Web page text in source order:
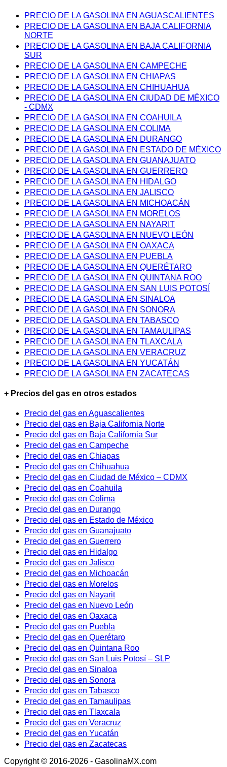
PRECIO DE LA GASOLINA EN AGUASCALIENTES
PRECIO DE LA GASOLINA EN BAJA CALIFORNIA
NORTE
PRECIO DE LA GASOLINA EN BAJA CALIFORNIA
SUR
PRECIO DE LA GASOLINA EN CAMPECHE
PRECIO DE LA GASOLINA EN CHIAPAS
PRECIO DE LA GASOLINA EN CHIHUAHUA
PRECIO DE LA GASOLINA EN CIUDAD DE MÉXICO
- CDMX
PRECIO DE LA GASOLINA EN COAHUILA
PRECIO DE LA GASOLINA EN COLIMA
PRECIO DE LA GASOLINA EN DURANGO
PRECIO DE LA GASOLINA EN ESTADO DE MÉXICO
PRECIO DE LA GASOLINA EN GUANAJUATO
PRECIO DE LA GASOLINA EN GUERRERO
PRECIO DE LA GASOLINA EN HIDALGO
PRECIO DE LA GASOLINA EN JALISCO
PRECIO DE LA GASOLINA EN MICHOACÁN
PRECIO DE LA GASOLINA EN MORELOS
PRECIO DE LA GASOLINA EN NAYARIT
PRECIO DE LA GASOLINA EN NUEVO LEÓN
PRECIO DE LA GASOLINA EN OAXACA
PRECIO DE LA GASOLINA EN PUEBLA
PRECIO DE LA GASOLINA EN QUERÉTARO
PRECIO DE LA GASOLINA EN QUINTANA ROO
PRECIO DE LA GASOLINA EN SAN LUIS POTOSÍ
PRECIO DE LA GASOLINA EN SINALOA
PRECIO DE LA GASOLINA EN SONORA
PRECIO DE LA GASOLINA EN TABASCO
PRECIO DE LA GASOLINA EN TAMAULIPAS
PRECIO DE LA GASOLINA EN TLAXCALA
PRECIO DE LA GASOLINA EN VERACRUZ
PRECIO DE LA GASOLINA EN YUCATÁN
PRECIO DE LA GASOLINA EN ZACATECAS
+ Precios del gas en otros estados
Precio del gas en Aguascalientes
Precio del gas en Baja California Norte
Precio del gas en Baja California Sur
Precio del gas en Campeche
Precio del gas en Chiapas
Precio del gas en Chihuahua
Precio del gas en Ciudad de México – CDMX
Precio del gas en Coahuila
Precio del gas en Colima
Precio del gas en Durango
Precio del gas en Estado de México
Precio del gas en Guanajuato
Precio del gas en Guerrero
Precio del gas en Hidalgo
Precio del gas en Jalisco
Precio del gas en Michoacán
Precio del gas en Morelos
Precio del gas en Nayarit
Precio del gas en Nuevo León
Precio del gas en Oaxaca
Precio del gas en Puebla
Precio del gas en Querétaro
Precio del gas en Quintana Roo
Precio del gas en San Luis Potosí – SLP
Precio del gas en Sinaloa
Precio del gas en Sonora
Precio del gas en Tabasco
Precio del gas en Tamaulipas
Precio del gas en Tlaxcala
Precio del gas en Veracruz
Precio del gas en Yucatán
Precio del gas en Zacatecas
Copyright © 2016-2026 - GasolinaMX.com